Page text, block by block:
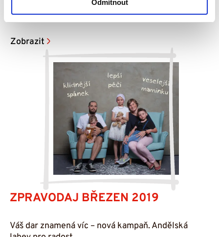
Odmítnout
Milá setkání. Jak pomáhají Dobří andělé Štěpánce?
Zobrazit
ZPRAVODAJ BŘEZEN 2019
Váš dar znamená víc – nová kampaň. Andělská